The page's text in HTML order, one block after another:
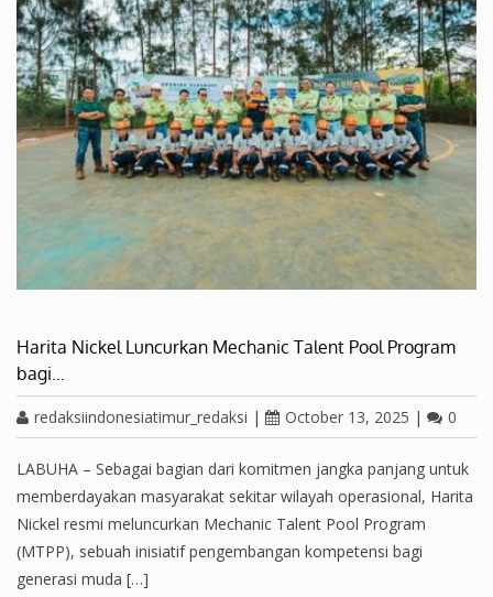
Harita Nickel Luncurkan Mechanic Talent Pool Program
bagi…
redaksiindonesiatimur_redaksi | October 13, 2025 | 0
LABUHA – Sebagai bagian dari komitmen jangka panjang untuk
memberdayakan masyarakat sekitar wilayah operasional, Harita
Nickel resmi meluncurkan Mechanic Talent Pool Program
(MTPP), sebuah inisiatif pengembangan kompetensi bagi
generasi muda […]